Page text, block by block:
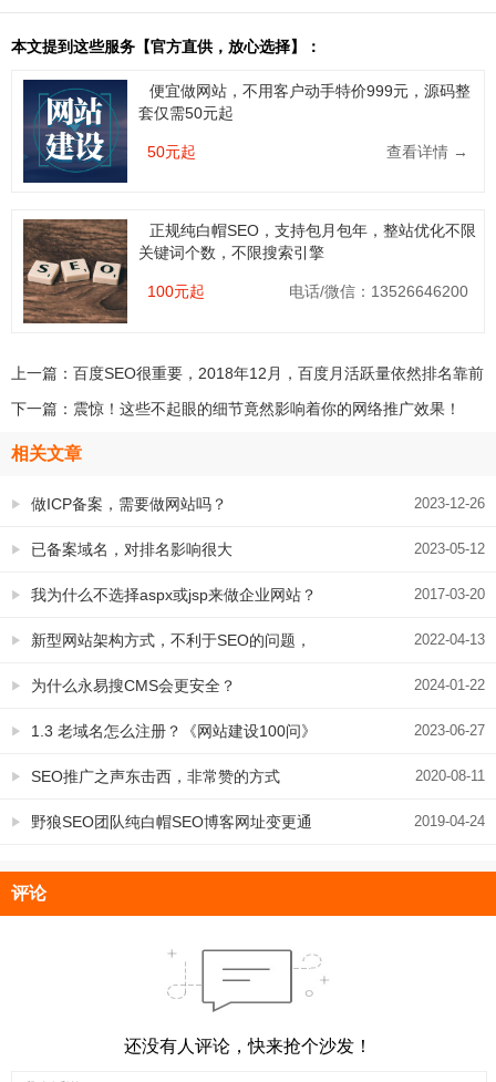
本文提到这些服务【官方直供，放心选择】：
便宜做网站，不用客户动手特价999元，源码整
套仅需50元起
50元起 查看详情 →
正规纯白帽SEO，支持包月包年，整站优化不限
关键词个数，不限搜索引擎
100元起 电话/微信：13526646200
上一篇： 百度SEO很重要，2018年12月，百度月活跃量依然排名靠前
下一篇： 震惊！这些不起眼的细节竟然影响着你的网络推广效果！
相关文章
2023-12-26
做ICP备案，需要做网站吗？
2023-05-12
已备案域名，对排名影响很大
2017-03-20
我为什么不选择aspx或jsp来做企业网站？
难道只是不利于SEO吗？ 2022-04-13
新型网站架构方式，不利于SEO的问题，
要引起重视 2024-01-22
为什么永易搜CMS会更安全？
2023-06-27
1.3 老域名怎么注册？《网站建设100问》
域名篇 2020-08-11
SEO推广之声东击西，非常赞的方式
2019-04-24
野狼SEO团队纯白帽SEO博客网址变更通
评论
还没有人评论，快来抢个沙发！